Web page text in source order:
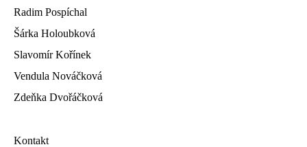
Radim Pospíchal
Šárka Holoubková
Slavomír Kořínek
Vendula Nováčková
Zdeňka Dvořáčková
Kontakt